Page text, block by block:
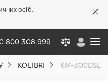
осіб.
800 308 999
KOLIBRI KM-300DSL